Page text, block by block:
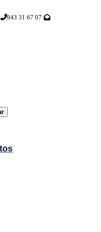
943 31 67 07